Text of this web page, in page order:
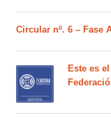
Circular nº. 6 – Fase
Este es